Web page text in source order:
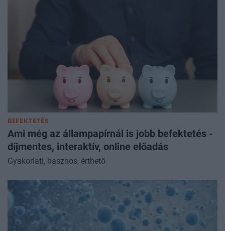
BEFEKTETÉS
Ami még az állampapírnál is jobb befektetés -
díjmentes, interaktív, online előadás
Gyakorlati, hasznos, érthető